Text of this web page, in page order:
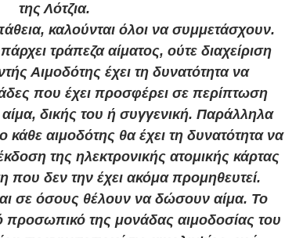
της Λότζια.
καλούνται όλοι να συμμετάσχουν.
τράπεζα αίματος, ούτε διαχείριση
Αιμοδότης έχει τη δυνατότητα να
που έχει προσφέρει σε περίπτωση
δικής του ή συγγενική. Παράλληλα
αιμοδότης θα έχει τη δυνατότητα να
της ηλεκτρονικής ατομικής κάρτας
που δεν την έχει ακόμα προμηθευτεί.
σε όσους θέλουν να δώσουν αίμα. Το
προσωπικό της μονάδας αιμοδοσίας του